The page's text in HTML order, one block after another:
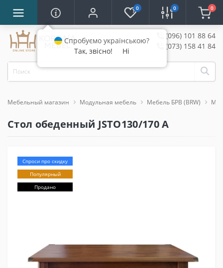
0 0 0
(096) 101 88 64
(073) 158 41 84
Мебельный магазин Модульная мебель Мебель БРВ (BRW)
Стол обеденный JSTO130/170 A
Спроси про скидку
Популярный
Продано
Спробуємо українською?
Так, звісно!
Ні